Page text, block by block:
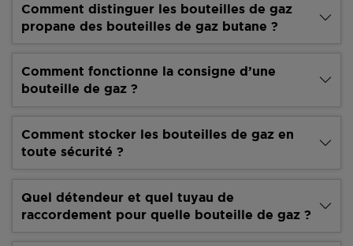
Comment distinguer les bouteilles de gaz
propane des bouteilles de gaz butane ?
Comment fonctionne la consigne d’une
bouteille de gaz ?
Comment stocker les bouteilles de gaz en
toute sécurité ?
Quel détendeur et quel tuyau de
raccordement pour quelle bouteille de gaz ?